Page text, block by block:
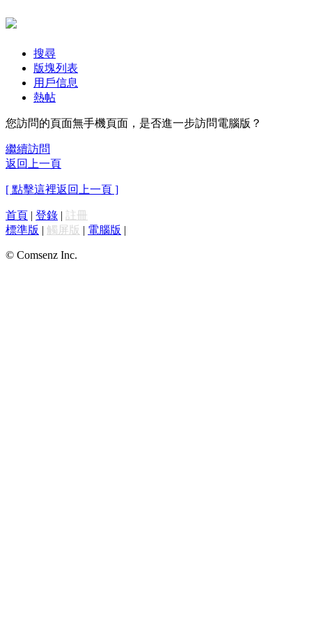
搜尋
版塊列表
用戶信息
熱帖
您訪問的頁面無手機頁面，是否進一步訪問電腦版？
繼續訪問
返回上一頁
[ 點擊這裡返回上一頁 ]
首頁 | 登錄 | 註冊
標準版 | 觸屏版 | 電腦版 |
© Comsenz Inc.